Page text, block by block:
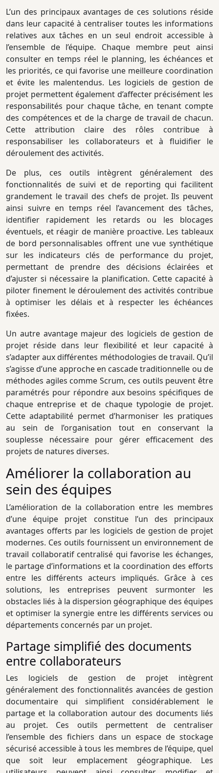
L’un des principaux avantages de ces solutions réside
dans leur capacité à centraliser toutes les informations
relatives aux tâches en un seul endroit accessible à
l’ensemble de l’équipe. Chaque membre peut ainsi
consulter en temps réel le planning, les échéances et
les priorités, ce qui favorise une meilleure coordination
et évite les malentendus. Les logiciels de gestion de
projet permettent également d’affecter précisément les
responsabilités pour chaque tâche, en tenant compte
des compétences et de la charge de travail de chacun.
Cette attribution claire des rôles contribue à
responsabiliser les collaborateurs et à fluidifier le
déroulement des activités.
De plus, ces outils intègrent généralement des
fonctionnalités de suivi et de reporting qui facilitent
grandement le travail des chefs de projet. Ils peuvent
ainsi suivre en temps réel l’avancement des tâches,
identifier rapidement les retards ou les blocages
éventuels, et réagir de manière proactive. Les tableaux
de bord personnalisables offrent une vue synthétique
sur les indicateurs clés de performance du projet,
permettant de prendre des décisions éclairées et
d’ajuster si nécessaire la planification. Cette capacité à
piloter finement le déroulement des activités contribue
à optimiser les délais et à respecter les échéances
fixées.
Un autre avantage majeur des logiciels de gestion de
projet réside dans leur flexibilité et leur capacité à
s’adapter aux différentes méthodologies de travail. Qu’il
s’agisse d’une approche en cascade traditionnelle ou de
méthodes agiles comme Scrum, ces outils peuvent être
paramétrés pour répondre aux besoins spécifiques de
chaque entreprise et de chaque typologie de projet.
Cette adaptabilité permet d’harmoniser les pratiques
au sein de l’organisation tout en conservant la
souplesse nécessaire pour gérer efficacement des
projets de natures diverses.
Améliorer la collaboration au
sein des équipes
L’amélioration de la collaboration entre les membres
d’une équipe projet constitue l’un des principaux
avantages offerts par les logiciels de gestion de projet
modernes. Ces outils fournissent un environnement de
travail collaboratif centralisé qui favorise les échanges,
le partage d’informations et la coordination des efforts
entre les différents acteurs impliqués. Grâce à ces
solutions, les entreprises peuvent surmonter les
obstacles liés à la dispersion géographique des équipes
et optimiser la synergie entre les différents services ou
départements concernés par un projet.
Partage simplifié des documents
entre collaborateurs
Les logiciels de gestion de projet intègrent
généralement des fonctionnalités avancées de gestion
documentaire qui simplifient considérablement le
partage et la collaboration autour des documents liés
au projet. Ces outils permettent de centraliser
l’ensemble des fichiers dans un espace de stockage
sécurisé accessible à tous les membres de l’équipe, quel
que soit leur emplacement géographique. Les